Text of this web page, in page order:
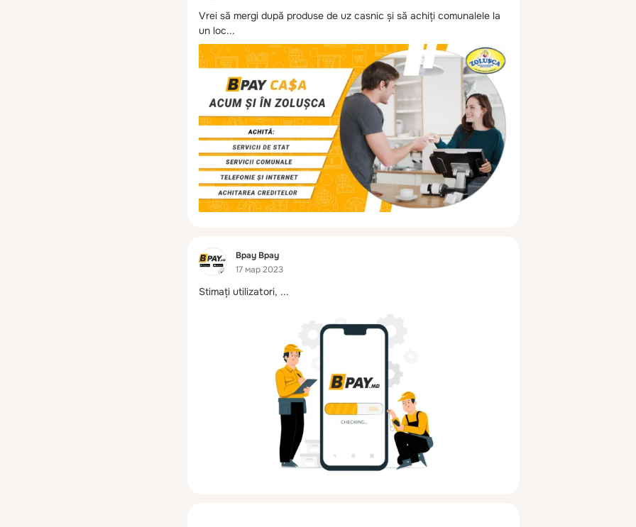
Vrei să mergi după produse de uz casnic și să achiți comunalele la
un loc...
Фид
Bpay Bpay
17 мар 2023
Stimați utilizatori, ...